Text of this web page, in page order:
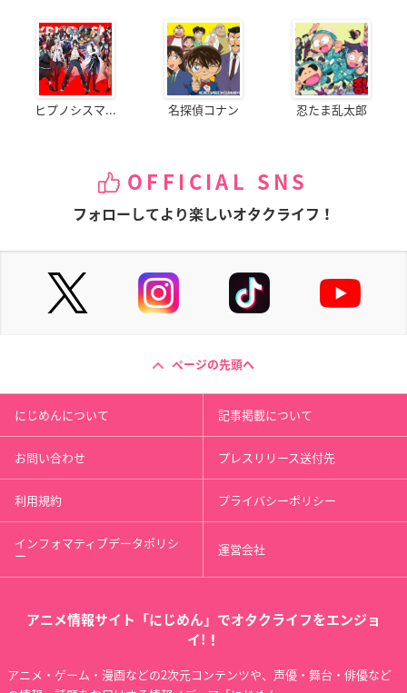
ヒプノシスマ... 名探偵コナン 忍たま乱太郎
OFFICIAL SNS
フォローしてより楽しいオタクライフ！
ページの先頭へ
にじめんについて 記事掲載について
お問い合わせ プレスリリース送付先
利用規約 プライバシーポリシー
インフォマティブデータポリシ
ー 運営会社
アニメ情報サイト「にじめん」でオタクライフをエンジョ
イ!！
アニメ・ゲーム・漫画などの2次元コンテンツや、声優・舞台・俳優など